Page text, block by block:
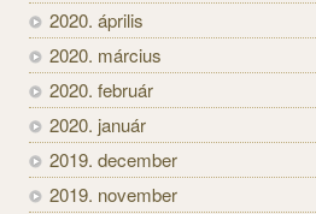
2020. április
2020. március
2020. február
2020. január
2019. december
2019. november